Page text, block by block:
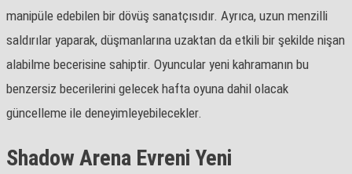
manipüle edebilen bir dövüş sanatçısıdır. Ayrıca, uzun menzilli
saldırılar yaparak, düşmanlarına uzaktan da etkili bir şekilde nişan
alabilme becerisine sahiptir. Oyuncular yeni kahramanın bu
benzersiz becerilerini gelecek hafta oyuna dahil olacak
güncelleme ile deneyimleyebilecekler.
Shadow Arena Evreni Yeni